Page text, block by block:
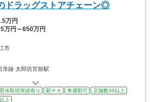
ドラッグストアチェーン◎
万円
万円～650万円
市
市線 太郎坊宮前駅
休取得実績有り 駅チカ 車通勤可
店舗数30以上
上